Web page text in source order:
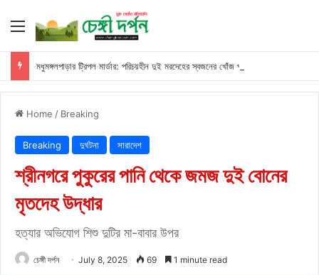
Menu
মধুমঙ্গলপাড়ার ট্রিপল মার্ডার: পরিচয়হীন দুই মরদেহের স্বজনের খোঁজ পুলিশের
Home / Breaking
Breaking দুর্ঘটনা সারাদেশ
শ্রীনগরে পুকুরের পানি থেকে জমজ দুই বোনের
মৃতদেহ উদ্ধার
হত্যার অভিযোগ শিশু দুটির মা-বাবার উপর
চেঙ্গী দর্পন July 8, 2025 69 1 minute read